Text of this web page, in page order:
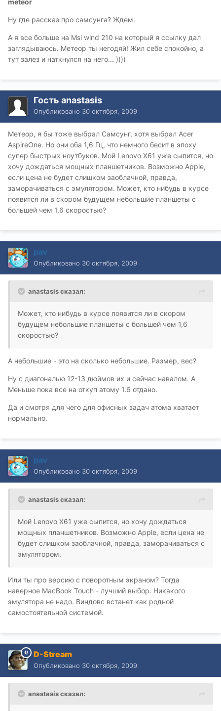
meteor
Ну где рассказ про самсунга? Ждем.
А я все больше на Msi wind 210 на который я ссылку дал
заглядываюсь. Метеор ты негодяй! Жил себе спокойно, а
тут залез и наткнулся на него... ))))
Гость anastasis
Опубликовано 30 октября, 2009
Метеор, я бы тоже выбрал Самсунг, хотя выбрал Acer
AspireOne. Но они оба 1,6 Гц, что немного бесит в эпоху
супер быстрых ноутбуков. Мой Lenovo X61 уже сыпится, но
хочу дождаться мощных планшетников. Возможно Apple,
если цена не будет слишком заоблачной, правда,
заморачиваться с эмулятором. Может, кто нибудь в курсе
появится ли в скором будущем небольшие планшеты с
большей чем 1,6 скоростью?
pav
Опубликовано 30 октября, 2009
anastasis сказал:
Может, кто нибудь в курсе появится ли в скором
будущем небольшие планшеты с большей чем 1,6
скоростью?
А небольшие - это на сколько небольшие. Размер, вес?
Ну с диагональю 12-13 дюймов их и сейчас навалом. А
Меньше пока все на откуп атому 1.6 отдано.
Да и смотря для чего для офисных задач атома хватает
нормально.
pav
Опубликовано 30 октября, 2009
anastasis сказал:
Мой Lenovo X61 уже сыпится, но хочу дождаться
мощных планшетников. Возможно Apple, если цена не
будет слишком заоблачной, правда, заморачиваться с
эмулятором.
Или ты про версию с поворотным экраном? Тогда
наверное MacBook Touch - лучший выбор. Никакого
эмулятора не надо. Виндовс встанет как родной
самостоятельной системой.
D-Stream
Опубликовано 30 октября, 2009
anastasis сказал: